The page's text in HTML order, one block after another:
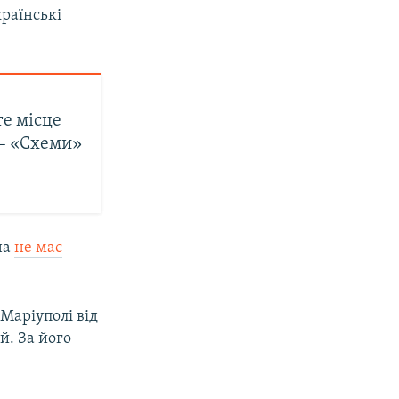
місце
«Схеми»
не має
від
За його